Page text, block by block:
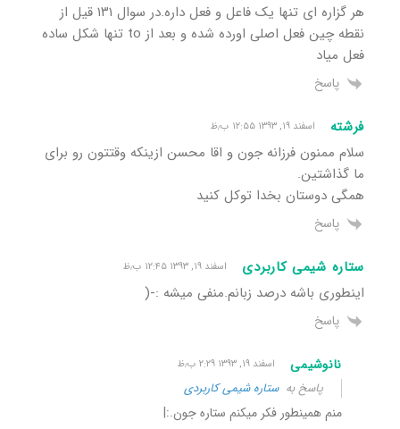
هر گزاره ای تنها یک فاعل و فعل داره.در سوال ۱۳۱ قیل از
نقطه چین فعل اصلی اورده شده و بعد از to تنها شکل ساده
فعل میاد
پاسخ
فرشته اسفند ۱۹, ۱۳۹۳ ۱۲:۵۵ ب٫ظ
سلام ممنون فرزانه جون و اقا محسن ازینکه وقتتون رو برای
ما گذاشتین.
همگی دوستان بخدا توکل کنید
پاسخ
ستاره شیمی کاربردی اسفند ۱۹, ۱۳۹۳ ۱۲:۴۵ ب٫ظ
اینطوری باشه درصد زبانم.منفی میشه :-(
پاسخ
نانوشیمی اسفند ۱۹, ۱۳۹۳ ۲:۲۹ ب٫ظ
پاسخ بهستاره شیمی کاربردی
منم همینطور فکر میکنم ستاره جون.:|